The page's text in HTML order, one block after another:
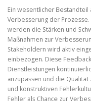
Ein wesentlicher
Verbesserung der
werden die Stärken und
Maßnahmen zur
Stakeholdern wird aktiv
einbezogen. Diese
Dienstleistungen
anzupassen und die
und konstruktiven
Fehler als Chance zur